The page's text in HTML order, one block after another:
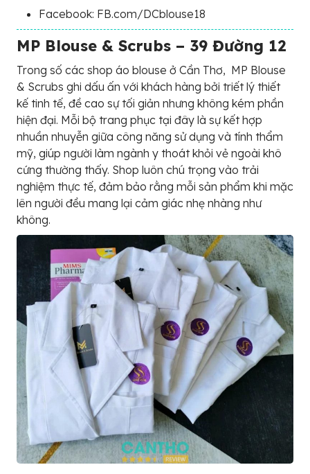
Facebook: FB.com/DCblouse18
MP Blouse & Scrubs – 39 Đường 12
Trong số các shop áo blouse ở Cần Thơ, MP Blouse
& Scrubs ghi dấu ấn với khách hàng bởi triết lý thiết
kế tinh tế, đề cao sự tối giản nhưng không kém phần
hiện đại. Mỗi bộ trang phục tại đây là sự kết hợp
nhuần nhuyễn giữa công năng sử dụng và tính thẩm
mỹ, giúp người làm ngành y thoát khỏi vẻ ngoài khô
cứng thường thấy. Shop luôn chú trọng vào trải
nghiệm thực tế, đảm bảo rằng mỗi sản phẩm khi mặc
lên người đều mang lại cảm giác nhẹ nhàng như
không.